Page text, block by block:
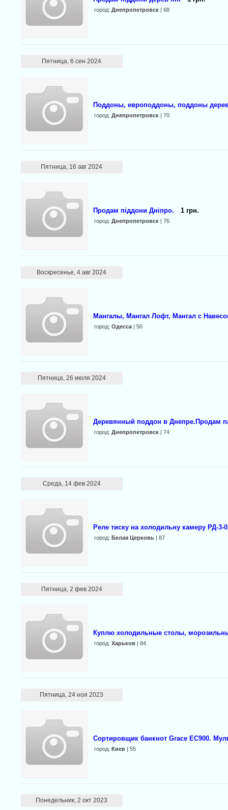
город: Днепропетровск| 68
Пятница, 6 сен 2024
Поддоны, европоддоны, поддоны
город: Днепропетровск| 70
Пятница, 16 авг 2024
Продам піддони Дніпро. 1 грн.
город: Днепропетровск| 76
Воскресенье, 4 авг 2024
Мангалы, Мангал Лофт, Мангал с
город: Одесса| 50
Пятница, 26 июля 2024
Деревянный поддон в Днепре.Продам
город: Днепропетровск| 74
Среда, 14 фев 2024
Реле тиску на холодильну камеру РД-3-
город: Белая Церковь| 87
Пятница, 2 фев 2024
Куплю холодильные столы,
город: Харьков| 84
Пятница, 24 ноя 2023
Сортировщик банкнот Grace EC900.
город: Киев| 55
Понедельник, 2 окт 2023